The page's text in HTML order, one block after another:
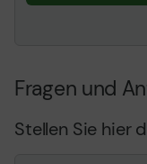
Fragen und
Stellen Sie hier